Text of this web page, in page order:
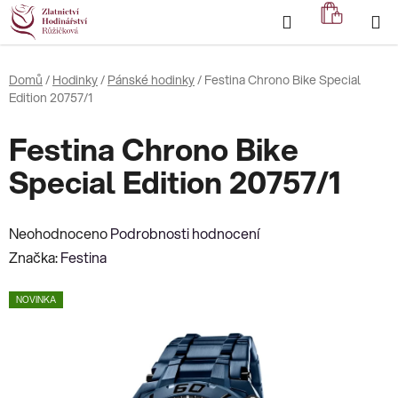
Přejít
na
obsah
Hledat
KOŠÍK
Domů / Hodinky/ Pánské hodinky/ Festina Chrono Bike Special
Edition 20757/1
Festina Chrono Bike
Special Edition 20757/1
Průměrné
hodnocení
je
NeohodnocenoPodrobnosti hodnocení
Značka:Festina
NOVINKA